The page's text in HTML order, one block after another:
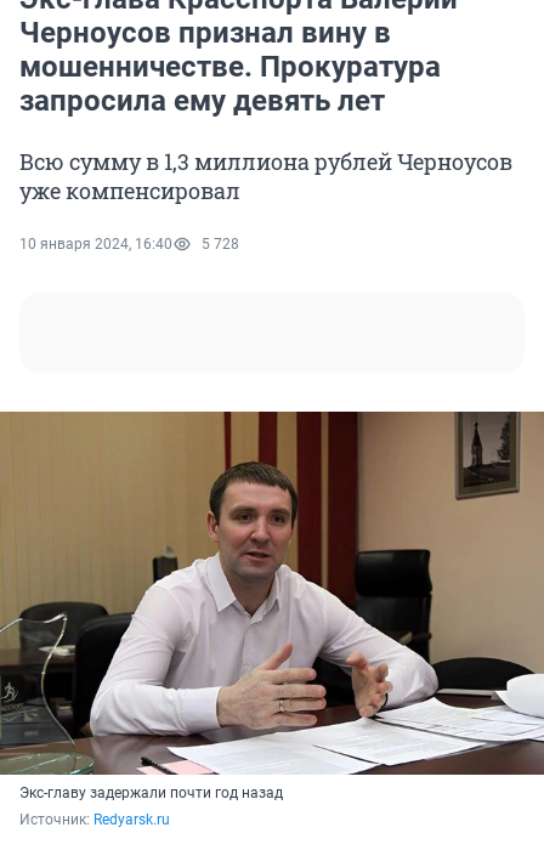
Черноусов признал вину в
мошенничестве. Прокуратура
запросила ему девять лет
Всю сумму в 1,3 миллиона рублей Черноусов
уже компенсировал
10 января 2024, 16:40 5 728
Экс-главу задержали почти год назад
Источник: Redyarsk.ru